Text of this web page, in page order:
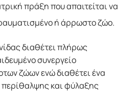
πράξη που απαιτείται να
ή άρρωστο ζώο.
διαθέτει πλήρως
συνεργείο
ζώων ενώ διαθέτει ένα
περίθαλψης και φύλαξης